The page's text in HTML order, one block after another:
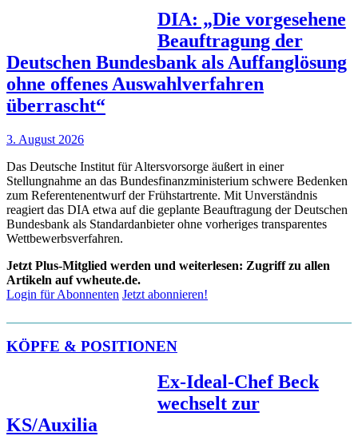
DIA: „Die vorgesehene
Beauftragung der
Deutschen Bundesbank als Auffanglösung
ohne offenes Auswahlverfahren
überrascht“
3. August 2026
Das Deutsche Institut für Altersvorsorge äußert in einer
Stellungnahme an das Bundesfinanzministerium schwere Bedenken
zum Referentenentwurf der Frühstartrente. Mit Unverständnis
reagiert das DIA etwa auf die geplante Beauftragung der Deutschen
Bundesbank als Standardanbieter ohne vorheriges transparentes
Wettbewerbsverfahren.
Jetzt Plus-Mitglied werden und weiterlesen: Zugriff zu allen
Artikeln auf vwheute.de.
Login für Abonnenten Jetzt abonnieren!
KÖPFE & POSITIONEN
Ex-Ideal-Chef Beck
wechselt zur
KS/Auxilia